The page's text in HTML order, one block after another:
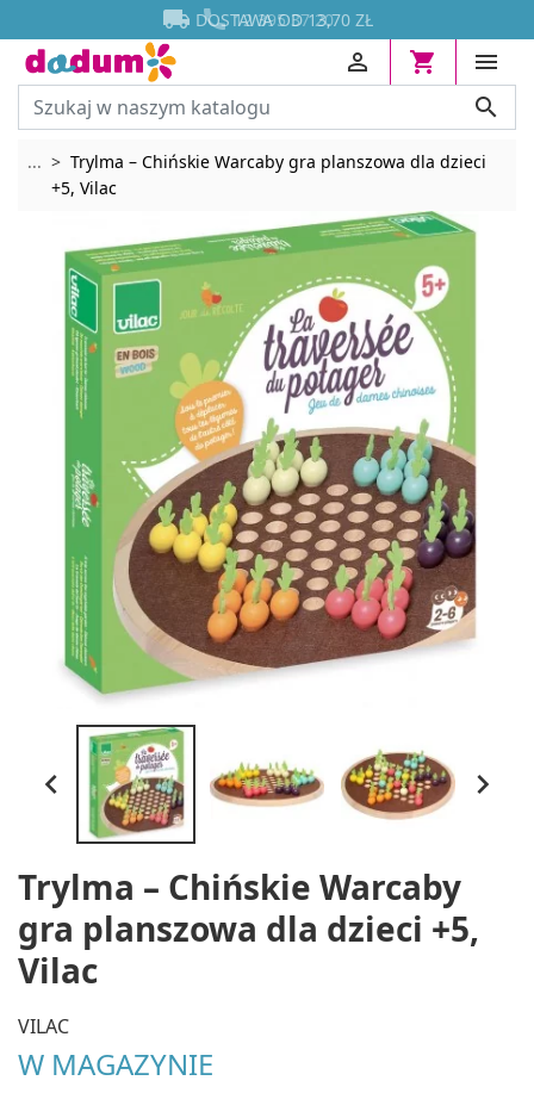

 DOSTAWA OD 13,70 ZŁ






... Rozwiń breadcrumbs
Trylma – Chińskie Warcaby gra planszowa dla dzieci
+5, Vilac
 
Trylma – Chińskie Warcaby
gra planszowa dla dzieci +5,
Vilac
VILAC
W MAGAZYNIE